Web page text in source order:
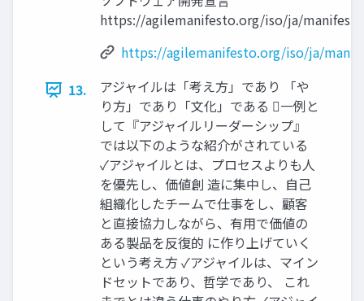
https://agilemanifesto.org/iso/ja/
https://agilemanifesto.org/iso/ja/
13.
アジャイルは「考え方」であり 「や
り方」であり「文化」である 一例と
して『アジャイルリーダーシップ』
では以下のような紹介がされている
✓アジャイルとは、プロセスよりも人
を優先し、価値創 造に集中し、自己
組織化したチームで仕事をし、顧客
と直接協力しながら、有用で価値の
ある製品を反復的 に作り上げていく
という考え方 ✓アジャイルは、マイン
ドセットであり、哲学であり、 これ